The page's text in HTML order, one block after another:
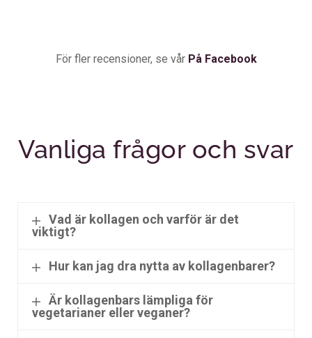
För fler recensioner, se vår På Facebook
Vanliga frågor och svar
Vad är kollagen och varför är det
viktigt?
Hur kan jag dra nytta av kollagenbarer?
Är kollagenbars lämpliga för
vegetarianer eller veganer?